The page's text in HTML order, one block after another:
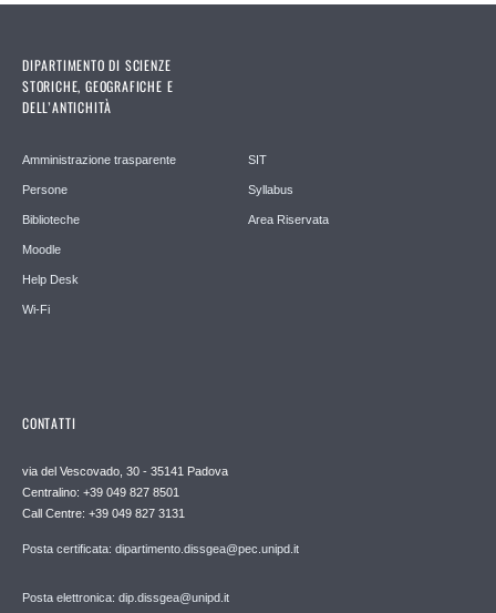
DIPARTIMENTO DI SCIENZE
STORICHE, GEOGRAFICHE E
DELL’ANTICHITÀ
Amministrazione trasparente
Persone
Biblioteche
Moodle
Help Desk
Wi-Fi
SIT
Syllabus
Area Riservata
CONTATTI
via del Vescovado, 30 - 35141 Padova
Centralino: +39 049 827 8501
Call Centre: +39 049 827 3131
Posta certificata: dipartimento.dissgea@pec.unipd.it
Posta elettronica: dip.dissgea@unipd.it